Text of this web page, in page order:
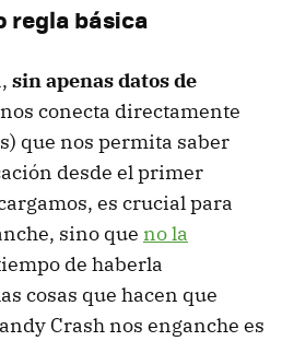
regla básica
sin apenas datos de
conecta directamente
que nos permita saber
desde el primer
es crucial para
sino que no la
de haberla
cosas que hacen que
Crash nos enganche es